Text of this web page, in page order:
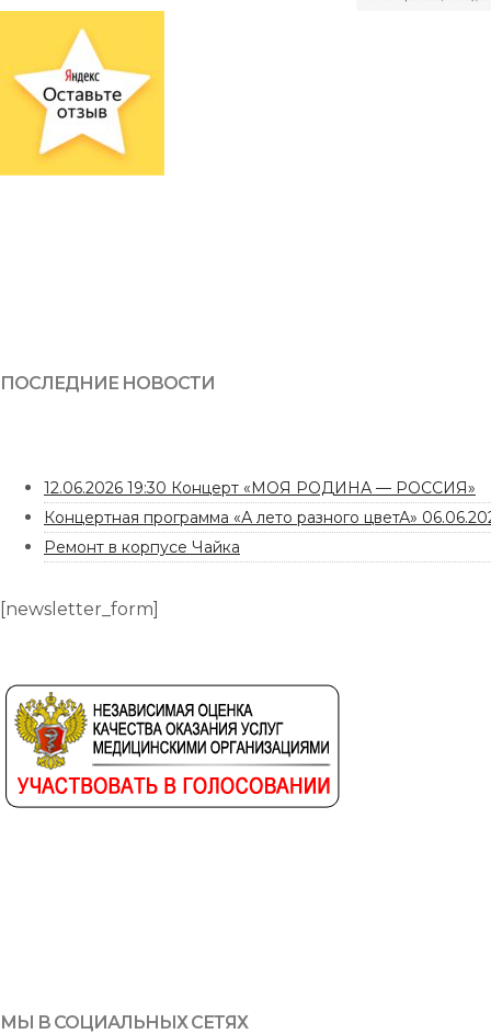
ПОСЛЕДНИЕ НОВОСТИ
12.06.2026 19:30 Концерт «МОЯ РОДИНА — РОССИЯ»
Концертная программа «А лето разного цветА»
Ремонт в корпусе Чайка
[newsletter_form]
МЫ В СОЦИАЛЬНЫХ СЕТЯХ